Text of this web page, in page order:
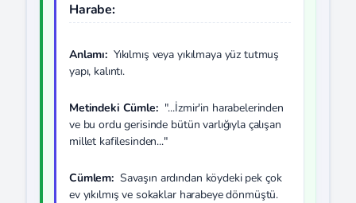
Harabe:
Anlamı: Yıkılmış veya yıkılmaya yüz tutmuş
yapı, kalıntı.
Metindeki Cümle: "...İzmir'in harabelerinden
ve bu ordu gerisinde bütün varlığıyla çalışan
millet kafilesinden..."
Cümlem: Savaşın ardından köydeki pek çok
ev yıkılmış ve sokaklar harabeye dönmüştü.